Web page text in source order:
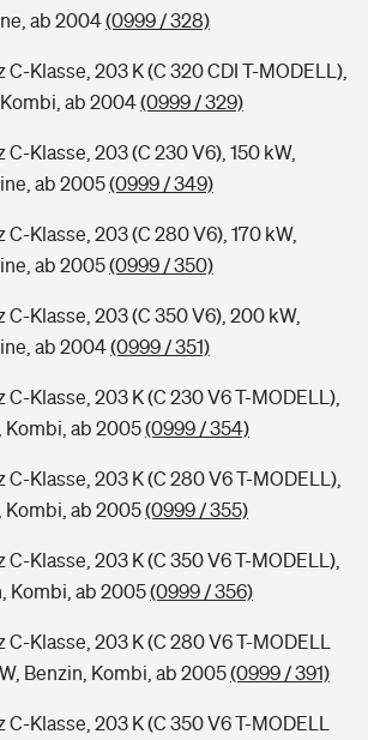
ab 2004(0999 / 328)
Klasse, 203 K (C 320 CDI T-MODELL),
ab 2004(0999 / 329)
Klasse, 203 (C 230 V6), 150 kW,
ab 2005(0999 / 349)
Klasse, 203 (C 280 V6), 170 kW,
ab 2005(0999 / 350)
Klasse, 203 (C 350 V6), 200 kW,
ab 2004(0999 / 351)
Klasse, 203 K (C 230 V6 T-MODELL),
Kombi, ab 2005(0999 / 354)
Klasse, 203 K (C 280 V6 T-MODELL),
Kombi, ab 2005(0999 / 355)
Klasse, 203 K (C 350 V6 T-MODELL),
Kombi, ab 2005(0999 / 356)
Klasse, 203 K (C 280 V6 T-MODELL
Benzin, Kombi, ab 2005(0999 / 391)
Klasse, 203 K (C 350 V6 T-MODELL